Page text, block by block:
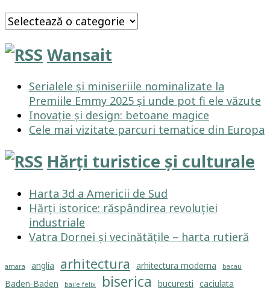
Categorii
Wansait
Serialele și miniseriile nominalizate la
Premiile Emmy 2025 și unde pot fi ele văzute
Inovație și design: betoane magice
Cele mai vizitate parcuri tematice din Europa
Hărți turistice și culturale
Harta 3d a Americii de Sud
Hărți istorice: răspândirea revoluției
industriale
Vatra Dornei și vecinătățile – harta rutieră
amara anglia arhitectura arhitectura moderna bacau
Baden-Baden baile felix biserica bucuresti caciulata